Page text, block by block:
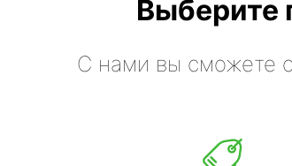
Выберите
С нами вы сможете